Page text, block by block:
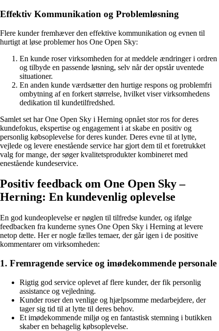
Effektiv Kommunikation og Problemløsning
Flere kunder fremhæver den effektive kommunikation og evnen til
hurtigt at løse problemer hos One Open Sky:
En kunde roser virksomheden for at meddele ændringer i ordren
og tilbyde en passende løsning, selv når der opstår uventede
situationer.
En anden kunde værdsætter den hurtige respons og problemfri
ombytning af en forkert størrelse, hvilket viser virksomhedens
dedikation til kundetilfredshed.
Samlet set har One Open Sky i Herning opnået stor ros for deres
kundefokus, ekspertise og engagement i at skabe en positiv og
personlig købsoplevelse for deres kunder. Deres evne til at lytte,
vejlede og levere enestående service har gjort dem til et foretrukket
valg for mange, der søger kvalitetsprodukter kombineret med
enestående kundeservice.
Positiv feedback om One Open Sky –
Herning: En kundevenlig oplevelse
En god kundeoplevelse er nøglen til tilfredse kunder, og ifølge
feedbacken fra kunderne synes One Open Sky i Herning at levere
netop dette. Her er nogle fælles temaer, der går igen i de positive
kommentarer om virksomheden:
1. Fremragende service og imødekommende personale
Rigtig god service oplevet af flere kunder, der fik personlig
assistance og vejledning.
Kunder roser den venlige og hjælpsomme medarbejdere, der
tager sig tid til at lytte til deres behov.
Et imødekommende miljø og en fantastisk stemning i butikken
skaber en behagelig købsoplevelse.